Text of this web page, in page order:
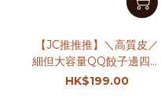
【JC推推推】＼高質皮／
細但大容量QQ餃子邊四方
袋｜2色入
HK$199.00